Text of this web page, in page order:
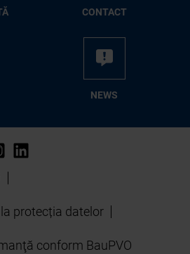
CON­TA­CT
NEWS
protecția datelor
conform BauPVO